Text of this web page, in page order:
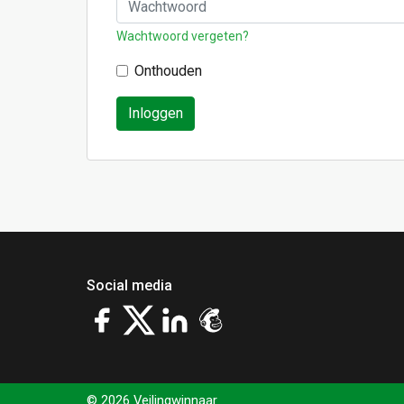
Wachtwoord vergeten?
Onthouden
Inloggen
Social media
© 2026 Veilingwinnaar